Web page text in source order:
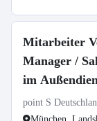
Mitarbeiter
Manager /
im
point S